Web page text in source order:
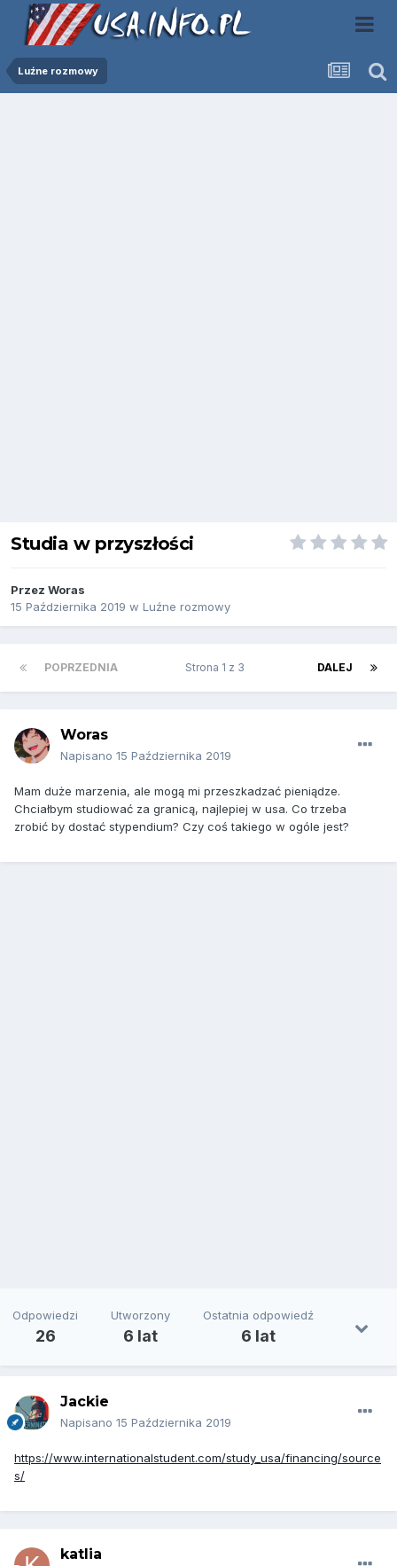
Luźne rozmowy
Studia w przyszłości
Przez Woras
15 Października 2019 w Luźne rozmowy
POPRZEDNIA DALEJ
Strona 1 z 3
Woras
Napisano 15 Października 2019
Mam duże marzenia, ale mogą mi przeszkadzać pieniądze.
Chciałbym studiować za granicą, najlepiej w usa. Co trzeba
zrobić by dostać stypendium? Czy coś takiego w ogóle jest?
Odpowiedzi
26
Utworzony
6 lat
Ostatnia odpowiedź
6 lat
Jackie
Napisano 15 Października 2019
https://www.internationalstudent.com/study_usa/financing/source
s/
katlia